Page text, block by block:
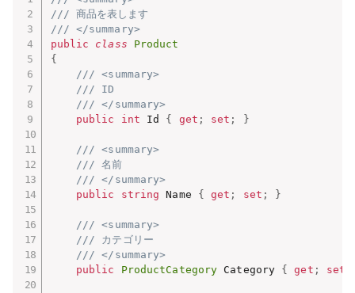
/// 商品を表します
/// </summary>
public
class
Product
{
/// <summary>
/// ID
/// </summary>
public
int Id { get ; set ; }
/// <summary>
/// 名前
/// </summary>
public
string Name { get ; set ; }
/// <summary>
/// カテゴリー
/// </summary>
public
ProductCategory Category { get ; set